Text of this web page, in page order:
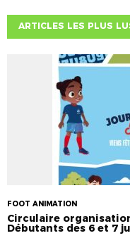
ARTICLES LES PLUS
FOOT ANIMATION
Circulaire
Débutants des 6 et 7